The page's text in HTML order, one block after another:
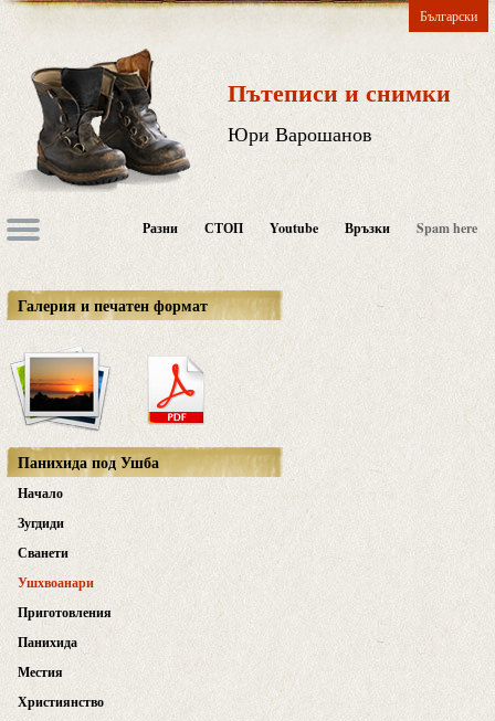
Български
Пътеписи и снимки
Юри Варошанов
Разни СТОП Youtube Връзки Spam here
Галерия и печатен формат
Панихида под Ушба
Начало
Зугдиди
Сванети
Ушхвоанари
Приготовления
Панихида
Местия
Християнство